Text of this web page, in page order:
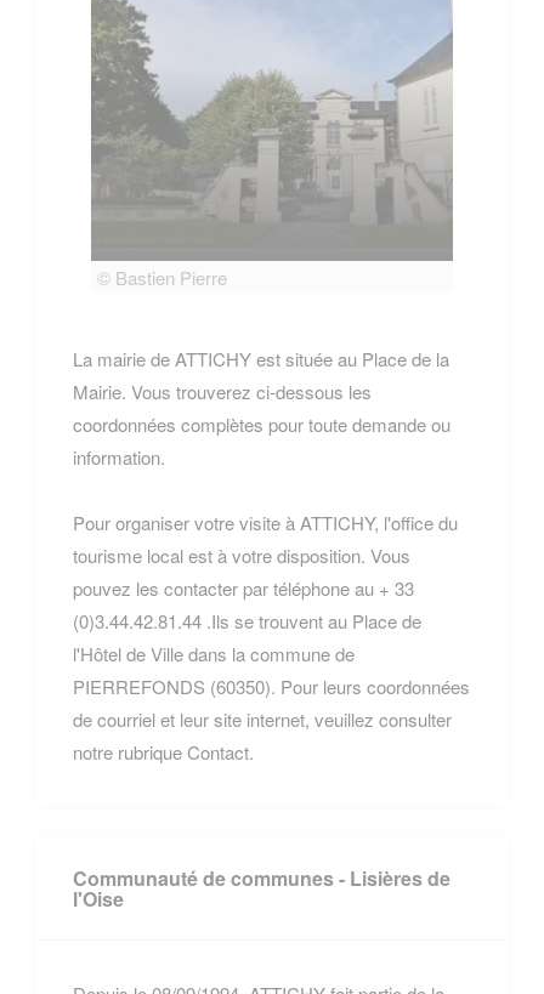
© Bastien Pierre
La mairie de ATTICHY est située au Place de la
Mairie. Vous trouverez ci-dessous les
coordonnées complètes pour toute demande ou
information.
Pour organiser votre visite à ATTICHY, l'office du
tourisme local est à votre disposition. Vous
pouvez les contacter par téléphone au + 33
(0)3.44.42.81.44 .Ils se trouvent au Place de
l'Hôtel de Ville dans la commune de
PIERREFONDS (60350). Pour leurs coordonnées
de courriel et leur site internet, veuillez consulter
notre rubrique Contact.
Communauté de communes - Lisières de
l'Oise